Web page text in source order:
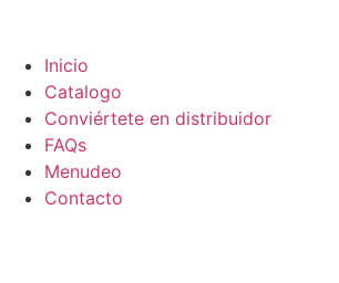
Inicio
Catalogo
Conviértete en distribuidor
FAQs
Menudeo
Contacto